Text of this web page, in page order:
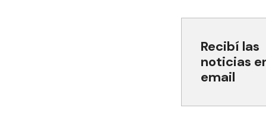
Recibí las
noticias
email